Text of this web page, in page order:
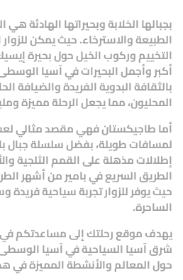
بجبالها الخلابة وبحيراتها الهادئة
الطبيعة والاسترخاء. حيث يمكن
التخييم وركوب الخيل حولبحيرة
أكبر وأجمل البحيرات في آسيا
بالثقافة البدوية الفريدة والضيافة
المحليون، مما يجعل الرحلة مميزة
أماطاجيكستانفهي مقصد مثالي
لمسافات طويلة، بفضل سلسلة جبال
إطلالات مذهلة على القمم الثلجية
الطريق السريع في بامير من أشهر
حيث يوفر للزوار تجربة سياحية فريدة
الساحرة.
يهدفموقع رحلتكإلى مساعدتكم
شرق آسيا السياحيةفي آسيا
حول المعالم والأنشطة المميزة في